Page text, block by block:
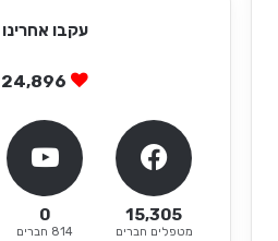
עקבו אחרינו
24,896
15,305
מטפלים חברים
0
814 חברים